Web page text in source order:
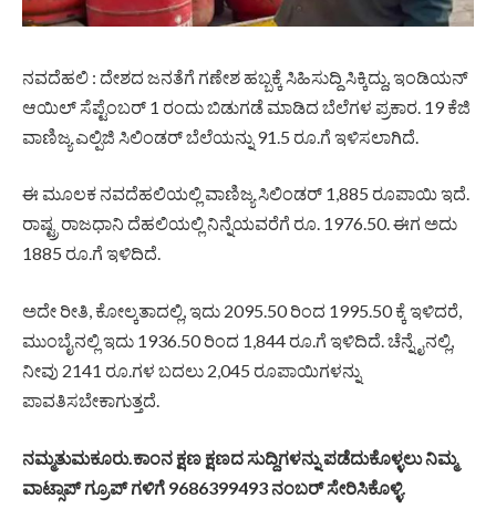
ನವದೆಹಲಿ : ದೇಶದ ಜನತೆಗೆ ಗಣೇಶ ಹಬ್ಬಕ್ಕೆ ಸಿಹಿಸುದ್ದಿ ಸಿಕ್ಕಿದ್ದು, ಇಂಡಿಯನ್
ಆಯಿಲ್ ಸೆಪ್ಟೆಂಬರ್ 1 ರಂದು ಬಿಡುಗಡೆ ಮಾಡಿದ ಬೆಲೆಗಳ ಪ್ರಕಾರ. 19 ಕೆಜಿ
ವಾಣಿಜ್ಯ ಎಲ್ಪಿಜಿ ಸಿಲಿಂಡರ್ ಬೆಲೆಯನ್ನು 91.5 ರೂ.ಗೆ ಇಳಿಸಲಾಗಿದೆ.
ಈ ಮೂಲಕ ನವದೆಹಲಿಯಲ್ಲಿ ವಾಣಿಜ್ಯ ಸಿಲಿಂಡರ್ 1,885 ರೂಪಾಯಿ ಇದೆ.
ರಾಷ್ಟ್ರ ರಾಜಧಾನಿ ದೆಹಲಿಯಲ್ಲಿ ನಿನ್ನೆಯವರೆಗೆ ರೂ. 1976.50. ಈಗ ಅದು
1885 ರೂ.ಗೆ ಇಳಿದಿದೆ.
ಅದೇ ರೀತಿ, ಕೋಲ್ಕತಾದಲ್ಲಿ, ಇದು 2095.50 ರಿಂದ 1995.50 ಕ್ಕೆ ಇಳಿದರೆ,
ಮುಂಬೈನಲ್ಲಿ ಇದು 1936.50 ರಿಂದ 1,844 ರೂ.ಗೆ ಇಳಿದಿದೆ. ಚೆನ್ನೈನಲ್ಲಿ,
ನೀವು 2141 ರೂ.ಗಳ ಬದಲು 2,045 ರೂಪಾಯಿಗಳನ್ನು
ಪಾವತಿಸಬೇಕಾಗುತ್ತದೆ.
ನಮ್ಮತುಮಕೂರು.ಕಾಂನ ಕ್ಷಣ ಕ್ಷಣದ ಸುದ್ದಿಗಳನ್ನು ಪಡೆದುಕೊಳ್ಳಲು ನಿಮ್ಮ
ವಾಟ್ಸಾಪ್ ಗ್ರೂಪ್ ಗಳಿಗೆ 9686399493 ನಂಬರ್ ಸೇರಿಸಿಕೊಳ್ಳಿ.